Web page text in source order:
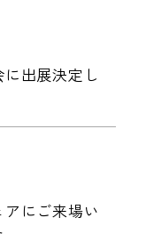
出展決定し
にご来場い